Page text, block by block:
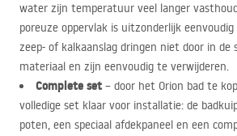
water zijn temperatuur veel langer
poreuze oppervlak is uitzonderlijk
zeep- of kalkaanslag dringen niet door in
materiaal en zijn eenvoudig te verwijderen.
Complete set – door het Orion bad te
volledige set klaar voor installatie: de
poten, een speciaal afdekpaneel en een